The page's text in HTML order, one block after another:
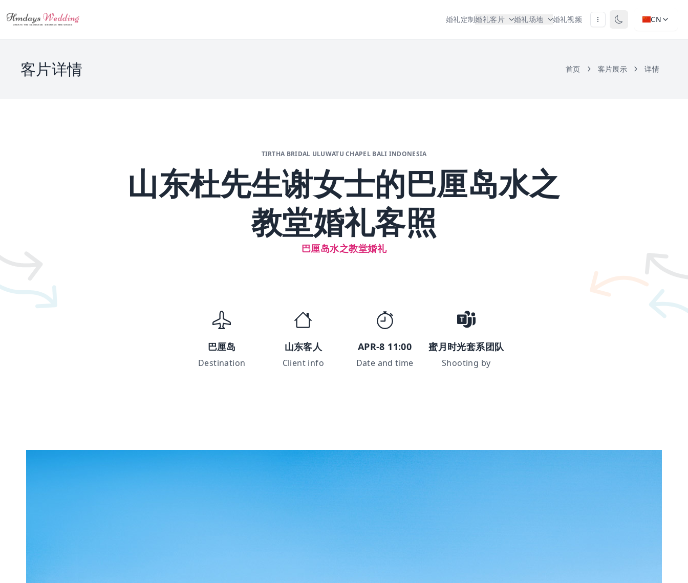
CN
婚礼定制婚礼客片 婚礼场地 婚礼视频
客片详情 首页 客片展示 详情
TIRTHA BRIDAL ULUWATU CHAPEL BALI INDONESIA
山东杜先生谢女士的巴厘岛水之
教堂婚礼客照
巴厘岛水之教堂婚礼
巴厘岛
Destination
山东客人
Client info
APR-8 11:00
Date and time
蜜月时光套系团队
Shooting by